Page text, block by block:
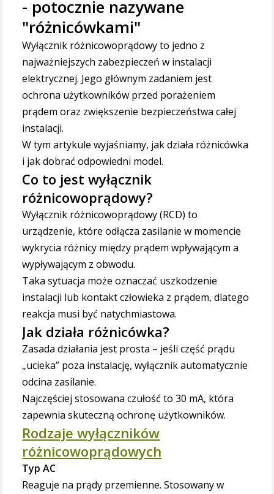
- potocznie nazywane
"różnicówkami"
Wyłącznik różnicowoprądowy to jedno z
najważniejszych zabezpieczeń w instalacji
elektrycznej. Jego głównym zadaniem jest
ochrona użytkowników przed porażeniem
prądem oraz zwiększenie bezpieczeństwa całej
instalacji.
W tym artykule wyjaśniamy, jak działa różnicówka
i jak dobrać odpowiedni model.
Co to jest wyłącznik
różnicowoprądowy?
Wyłącznik różnicowoprądowy (RCD) to
urządzenie, które odłącza zasilanie w momencie
wykrycia różnicy między prądem wpływającym a
wypływającym z obwodu.
Taka sytuacja może oznaczać uszkodzenie
instalacji lub kontakt człowieka z prądem, dlatego
reakcja musi być natychmiastowa.
Jak działa różnicówka?
Zasada działania jest prosta – jeśli część prądu
„ucieka” poza instalację, wyłącznik automatycznie
odcina zasilanie.
Najczęściej stosowana czułość to 30 mA, która
zapewnia skuteczną ochronę użytkowników.
Rodzaje wyłączników
różnicowoprądowych
Typ AC
Reaguje na prądy przemienne. Stosowany w